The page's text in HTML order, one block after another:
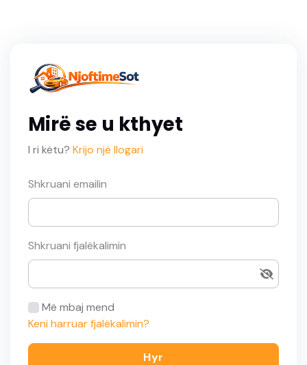
Mirë se u kthyet
I ri këtu? Krijo një llogari
Shkruani emailin
Shkruani fjalëkalimin
Më mbaj mend
Keni harruar fjalëkalimin?
Hyr